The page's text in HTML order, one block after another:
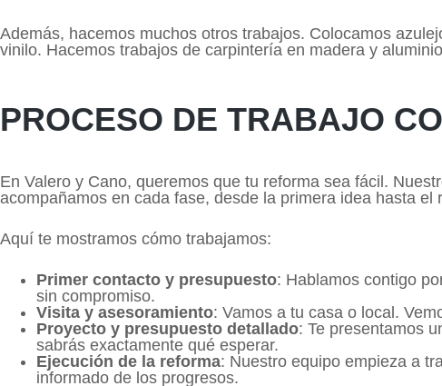
Además, hacemos muchos otros trabajos. Colocamos
vinilo. Hacemos trabajos de carpintería en madera y
PROCESO DE TRABAJO
En Valero y Cano, queremos que tu reforma sea fácil.
acompañamos en cada fase, desde la primera idea hasta el
Aquí te mostramos cómo trabajamos:
Primer contacto y presupuesto: Hablamos contigo
sin compromiso.
Visita y asesoramiento: Vamos a tu casa o local.
Proyecto y presupuesto detallado: Te presentamos
sabrás exactamente qué esperar.
Ejecución de la reforma: Nuestro equipo empieza a
informado de los progresos.